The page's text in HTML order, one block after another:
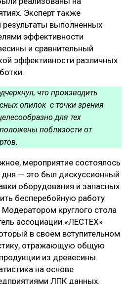
Эксперт также
выполненных
эффективности
и сравнительный
эффективности различных
что производить
опилок с точки зрения
для тех
поблизости от
мероприятие состоялось
дня — это был дискуссионный
оборудования и запасных
бесперебойную работу
круглого стола
ассоциации «ЛЕСТЕХ»
в своём вступительном
отражающую общую
из древесины.
на основе
ЛПК данных.